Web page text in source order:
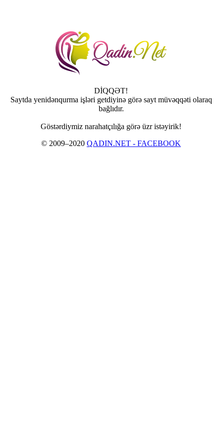
DİQQƏT!
Saytda yenidənqurma işləri getdiyinə görə sayt müvəqqəti olaraq
bağlıdır.
Göstərdiymiz narahatçılığa görə üzr istəyirik!
© 2009–2020 QADIN.NET - FACEBOOK